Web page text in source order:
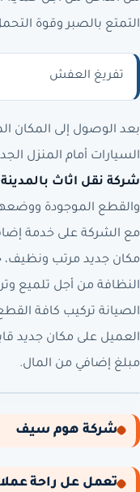
التمتع بالصبر وقوة
تفريغ العفش
بعد الوصول إلى المكان
السيارات أمام المنزل
شركة نقل اثاث
والقطع الموجودة
مع الشركة على خدمة
مكان جديد مرتب ونظيف،
النظافة من أجل تلميع
الصيانة تركيب كافة
العميل على مكان جديد
مبلغ إضافي من المال.
شركة هوم سيف
تعمل عل راحة